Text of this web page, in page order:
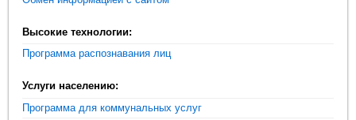
Высокие технологии:
Программа распознавания лиц
Услуги населению:
Программа для коммунальных услуг